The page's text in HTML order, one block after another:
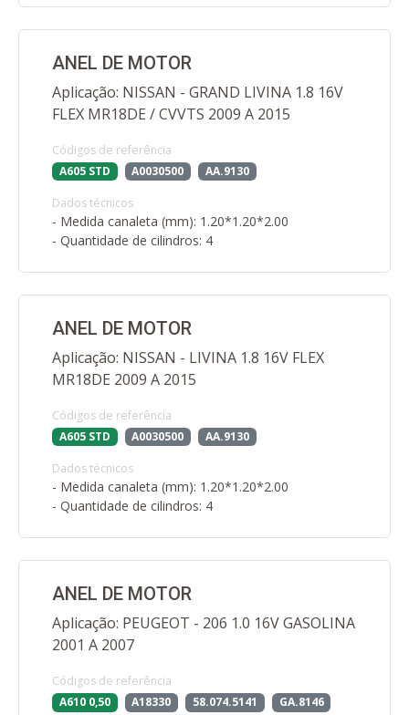
ANEL DE MOTOR
Aplicação: NISSAN - GRAND LIVINA 1.8 16V
FLEX MR18DE / CVVTS 2009 A 2015
Códigos de referência
A605 STD
A0030500 AA.9130
Dados técnicos
- Medida canaleta (mm): 1.20*1.20*2.00
- Quantidade de cilindros: 4
ANEL DE MOTOR
Aplicação: NISSAN - LIVINA 1.8 16V FLEX
MR18DE 2009 A 2015
Códigos de referência
A605 STD
A0030500 AA.9130
Dados técnicos
- Medida canaleta (mm): 1.20*1.20*2.00
- Quantidade de cilindros: 4
ANEL DE MOTOR
Aplicação: PEUGEOT - 206 1.0 16V GASOLINA
2001 A 2007
Códigos de referência
A610 0,50
A18330 58.074.5141
GA.8146